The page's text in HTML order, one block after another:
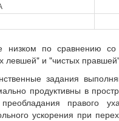
по сравнению со
левшей" и "чистых
задания
продуктивны в
правого
ускорения при